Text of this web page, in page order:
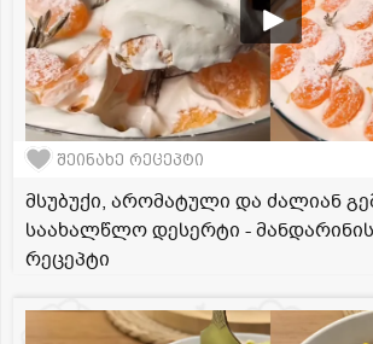
შეინახე რეცეპტი
მსუბუქი, არომატული და ძალიან
საახალწლო დესერტი -
რეცეპტი